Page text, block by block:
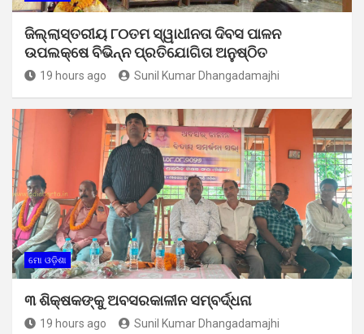
ଜିଲ୍ଲାସ୍ତରୀୟ ୮୦ତମ ସ୍ୱାଧୀନତା ଦିବସ ପାଳନ
ଉପଲକ୍ଷେ ବିଭିନ୍ନ ପ୍ରତିଯୋଗିତା ଅନୁଷ୍ଠିତ
19 hours ago Sunil Kumar Dhangadamajhi
ମୋ ଓଡ଼ିଶା
୩ ଶିକ୍ଷକଙ୍କୁ ଅବସରକାଳୀନ ସମ୍ବର୍ଦ୍ଧନା
19 hours ago Sunil Kumar Dhangadamajhi